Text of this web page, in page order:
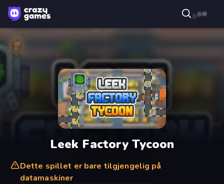
Leek Factory Tycoon
Dette spillet er bare tilgjengelig på
datamaskiner